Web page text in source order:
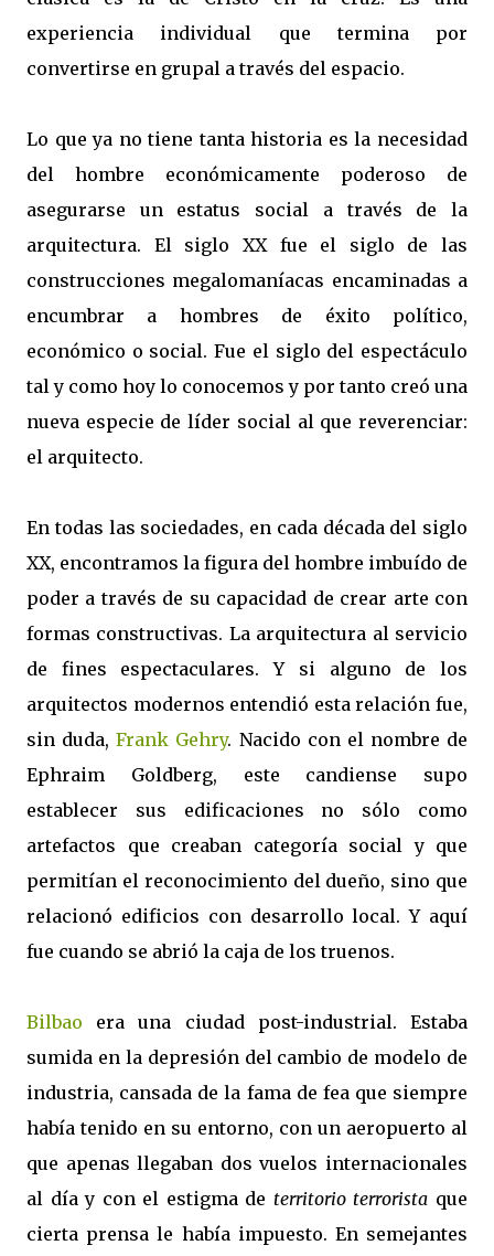
experiencia individual que termina por
convertirse en grupal a través del espacio.
Lo que ya no tiene tanta historia es la necesidad
del hombre económicamente poderoso de
asegurarse un estatus social a través de la
arquitectura. El siglo XX fue el siglo de las
construcciones megalomaníacas encaminadas a
encumbrar a hombres de éxito político,
económico o social. Fue el siglo del espectáculo
tal y como hoy lo conocemos y por tanto creó una
nueva especie de líder social al que reverenciar:
el arquitecto.
En todas las sociedades, en cada década del siglo
XX, encontramos la figura del hombre imbuído de
poder a través de su capacidad de crear arte con
formas constructivas. La arquitectura al servicio
de fines espectaculares. Y si alguno de los
arquitectos modernos entendió esta relación fue,
sin duda,Frank Gehry. Nacido con el nombre de
Ephraim Goldberg, este candiense supo
establecer sus edificaciones no sólo como
artefactos que creaban categoría social y que
permitían el reconocimiento del dueño, sino que
relacionó edificios con desarrollo local. Y aquí
fue cuando se abrió la caja de los truenos.
Bilbao era una ciudad post-industrial. Estaba
sumida en la depresión del cambio de modelo de
industria, cansada de la fama de fea que siempre
había tenido en su entorno, con un aeropuerto al
que apenas llegaban dos vuelos internacionales
al día y con el estigma de territorio terrorista que
cierta prensa le había impuesto. En semejantes